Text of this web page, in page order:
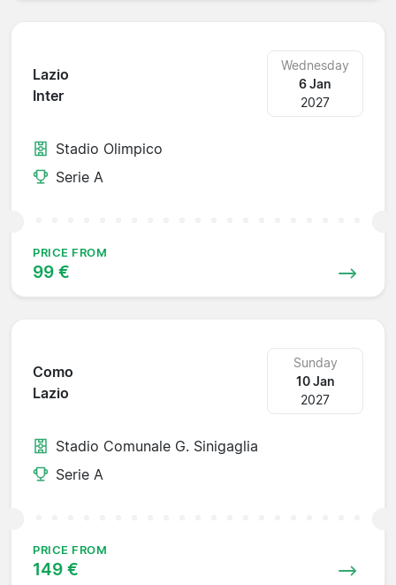
Lazio
Inter
Wednesday
6 Jan
2027
Stadio Olimpico
Serie A
PRICE FROM
99 €
Como
Lazio
Sunday
10 Jan
2027
Stadio Comunale G. Sinigaglia
Serie A
PRICE FROM
149 €